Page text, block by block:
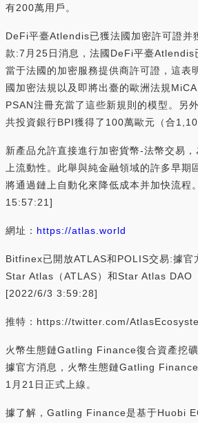
有200萬用戶。
DeFi平臺Atlendis已獲法國加密許可證并
款:7月25日消息，法國DeFi平臺Atlendis
當于法國的加密服務提供商許可證，這表
國加密法規以及即將出臺的歐洲法規MiCA
PSAN注冊充當了這些新規則的模型。另
共投資銀行BPI獲得了100萬歐元（合
新產品允許直接進行加密貨幣-法幣交易
上流動性。此舉與純金融領域的許多早期
將通過鏈上自動化來降低成本并加快流
15:57:21]
網址： https://atlas.world
Bitfinex已開放ATLAS和POLIS交易:據
Star Atlas（ATLAS）和Star Atlas DAO
[2022/6/3 3:59:28]
推特：https://twitter.com/
火幣生態鏈Gatling Finance復合資產挖
據官方消息，火幣生態鏈Gatling
1月21日正式上線。
據了解，Gatling Finance是基于Huobi